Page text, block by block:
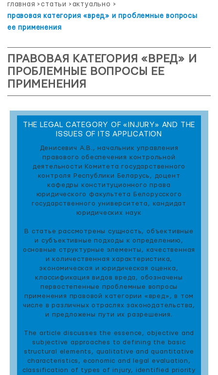
главная >статьи >актуально >
правовая категория «вред» и проблемные вопросы
ее применения
ПРАВОВАЯ КАТЕГОРИЯ «ВРЕД» И
ПРОБЛЕМНЫЕ ВОПРОСЫ ЕЕ
ПРИМЕНЕНИЯ
THE LEGAL CATEGORY OF «INJURY» AND THE
ISSUES OF ITS APPLICATION
Денисевич А.В., начальник управления
правового обеспечения контрольной
деятельности Комитета государственного
контроля Республики Беларусь, доцент
кафедры конституционного права
юридического факультета Белорусского
государственного университета, кандидат
юридических наук
В статье рассмотрены сущность, объективные
и субъективные подходы к определению,
основные структурные элементы, качественная
и количественная характеристика,
экономическая и юридическая оценка,
классификация видов вреда, обозначены
первостепенные проблемные вопросы
применения правовой категории «вред», в том
числе в различных отраслях законодательства,
и предложены пути их разрешения.
The article discusses the essence, objective and
subjective approaches to defining the basic
structural elements, qualitative and quantitative
characteristics, economic and legal evaluation,
classification of types of injury, identified priority